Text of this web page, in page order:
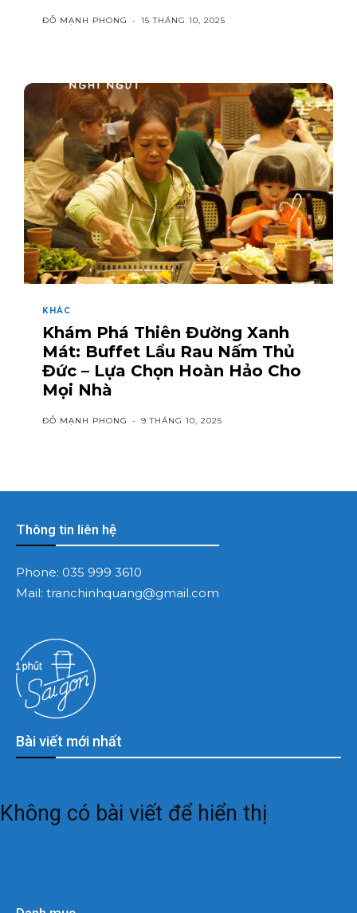
ĐỖ MẠNH PHONG - 15 THÁNG 10, 2025
KHÁC
Khám Phá Thiên Đường Xanh
Mát: Buffet Lẩu Rau Nấm Thủ
Đức – Lựa Chọn Hoàn Hảo Cho
Mọi Nhà
ĐỖ MẠNH PHONG - 9 THÁNG 10, 2025
Bài viết mới nhất
Không có bài viết để hiển thị
Thông tin liên hệ
Phone: 035 999 3610
Mail: tranchinhquang@gmail.com